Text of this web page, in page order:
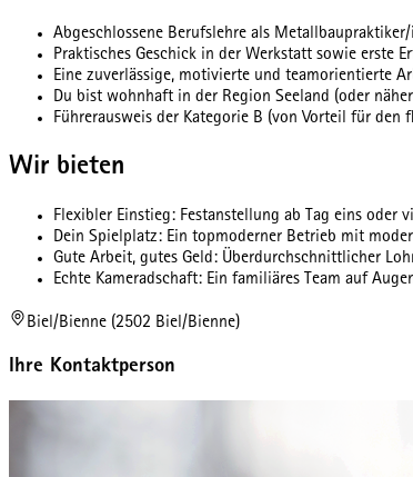
Abgeschlossene Berufslehre als
Praktisches Geschick in der Werkstatt sowie erste
Eine zuverlässige, motivierte und teamorientierte
Du bist wohnhaft in der Region Seeland (oder
Führerausweis der Kategorie B (von Vorteil für den
Wir bieten
Flexibler Einstieg: Festanstellung ab Tag eins
Dein Spielplatz: Ein topmoderner Betrieb mit
Gute Arbeit, gutes Geld: Überdurchschnittlicher
Echte Kameradschaft: Ein familiäres Team auf
Biel/Bienne (2502 Biel/Bienne)
Ihre Kontaktperson